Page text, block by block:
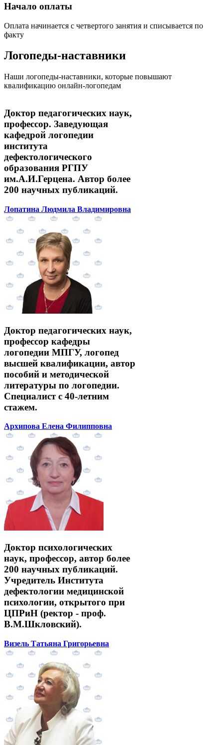
Начало оплаты
Оплата начинается с четвертого занятия и списывается по
факту
Логопеды-наставники
Наши логопеды-наставники, которые повышают
квалификацию онлайн-логопедам
Доктор педагогических наук,
профессор. Заведующая
кафедрой логопедии
института
дефектологического
образования РГПУ
им.А.И.Герцена. Автор более
200 научных публикаций.
Лопатина Людмила Владимировна
Доктор педагогических наук,
профессор кафедры
логопедии МПГУ, логопед
высшей квалификации, автор
пособий и методической
литературы по логопедии.
Специалист с 40-летним
стажем.
Архипова Елена Филипповна
Доктор психологических
наук, профессор, автор более
200 научных публикаций.
Учредитель Института
дефектологии медицинской
психологии, открытого при
ЦПРиН (ректор - проф.
В.М.Шкловский).
Визель Татьяна Григорьевна